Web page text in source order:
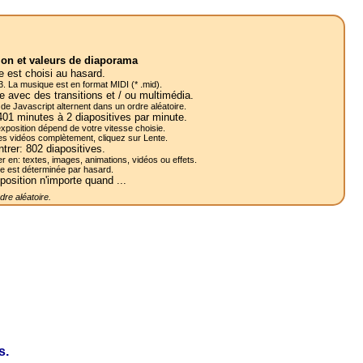
et valeurs de diaporama
est choisi au hasard.
La musique est en format MIDI (* .mid).
avec des transitions et / ou multimédia.
Javascript alternent dans un ordre aléatoire.
minutes à 2diapositives par minute.
l'exposition dépend de votre vitesse choisie.
vidéos complètement, cliquez sur Lente.
802 diapositives.
en: textes, images, animations, vidéos ou effets.
est déterminée par hasard.
n'importe quand ...
aléatoire.